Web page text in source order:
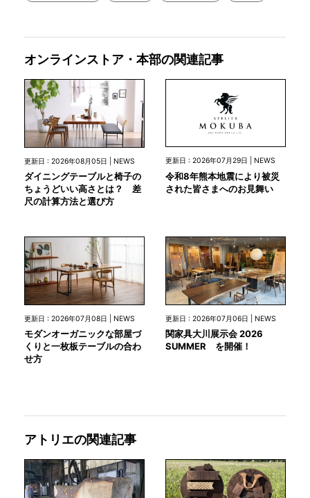
オンラインストア・本部の関連記事
更新日 : 2026年08月05日 | NEWS
ダイニングテーブルと椅子の
ちょうどいい高さとは？ 差
尺の計算方法と選び方
更新日 : 2026年07月29日 | NEWS
令和8年熊本地震により被災
された皆さまへのお見舞い
更新日 : 2026年07月08日 | NEWS
モダンオーガニックな部屋づ
くりと一枚板テーブルの合わ
せ方
更新日 : 2026年07月06日 | NEWS
関家具大川展示会 2026
SUMMER を開催！
アトリエの関連記事